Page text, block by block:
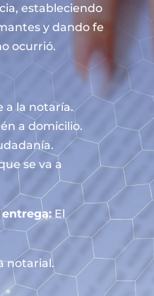
estableciendo
y dando fe
ocurrió.
a la notaría.
a domicilio.
se va a
El
notarial.